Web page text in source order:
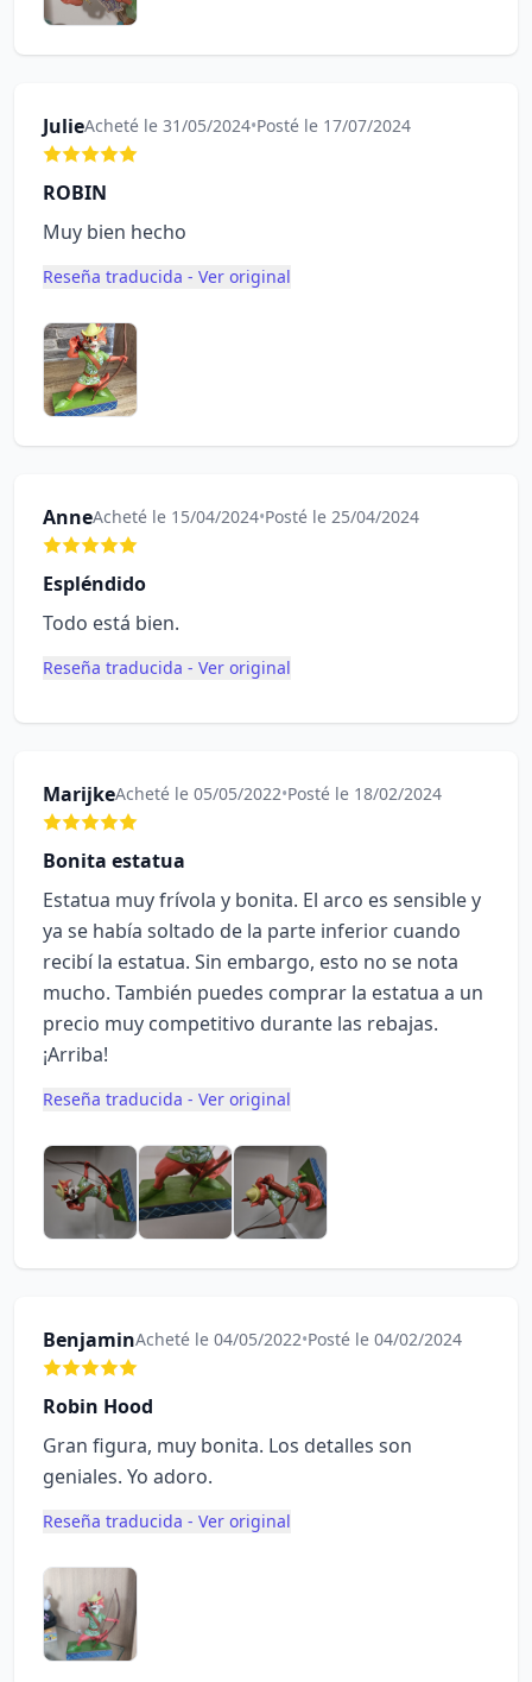
JulieAcheté le 31/05/2024•Posté le 17/07/2024
ROBIN
Muy bien hecho
Reseña traducida - Ver original
AnneAcheté le 15/04/2024•Posté le 25/04/2024
Espléndido
Todo está bien.
Reseña traducida - Ver original
MarijkeAcheté le 05/05/2022•Posté le 18/02/2024
Bonita estatua
Estatua muy frívola y bonita. El arco es sensible y
ya se había soltado de la parte inferior cuando
recibí la estatua. Sin embargo, esto no se nota
mucho. También puedes comprar la estatua a un
precio muy competitivo durante las rebajas.
¡Arriba!
Reseña traducida - Ver original
BenjaminAcheté le 04/05/2022•Posté le 04/02/2024
Robin Hood
Gran figura, muy bonita. Los detalles son
geniales. Yo adoro.
Reseña traducida - Ver original